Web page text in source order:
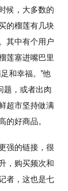
候，大多数的
的榴莲有几块
其中有个用户
莲塞进嘴巴里
和幸福。”他
题，或者出肉
超市坚持做满
的好商品。
强的链接，很
，购买频次和
者，这也是七